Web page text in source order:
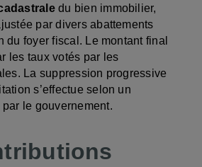
du bien immobilier,
par divers abattements
du foyer fiscal. Le montant final
les taux votés par les
La suppression progressive
s’effectue selon un
le gouvernement.